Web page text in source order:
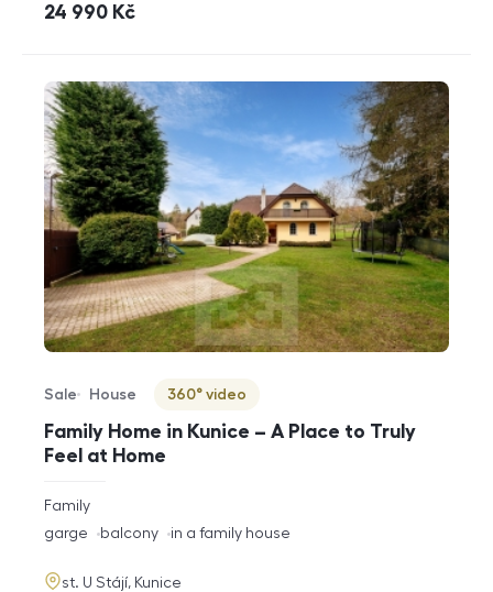
cena
24 990 Kč
Family Home in Kunice – A Place to Truly
Feel at Home
Offer type
Sale
Property type
House
Virtuální prohlídka
360° video
rozměry
disposition
Family
funkce
garge balcony in a family house
adresa
st. U Stájí, Kunice